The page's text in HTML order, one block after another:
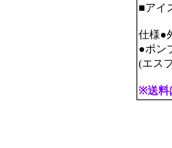
■アイ
仕様●
●ポン
(エス
※送料